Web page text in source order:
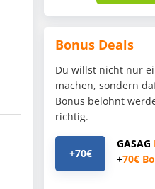
Bonus Deals
Du willst nicht nur
machen, sondern
Bonus belohnt
richtig.
+70€
GASAG
+70€